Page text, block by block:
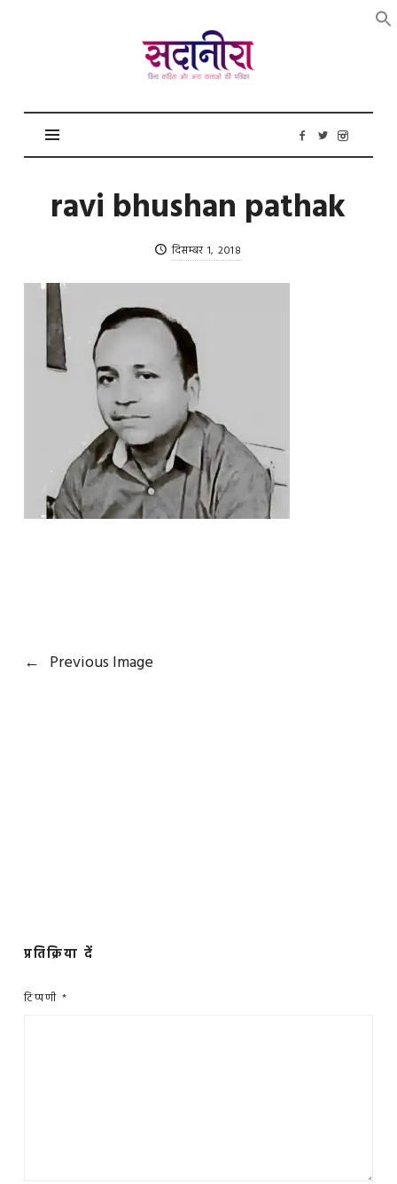
सदानीरा
ravi bhushan pathak
दिसम्बर 1, 2018
← Previous Image
प्रतिक्रिया दें
टिप्पणी *